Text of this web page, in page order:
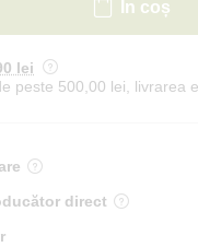
În coș
lei
peste 500,00 lei, livrarea
direct